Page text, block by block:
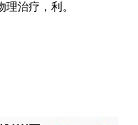
治疗，利。